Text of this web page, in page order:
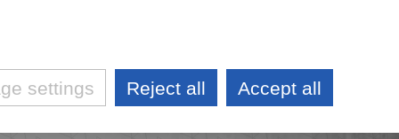
AKTUALITY VÝBĚROVÉ ŘÍZENÍ
settings Reject all Accept all